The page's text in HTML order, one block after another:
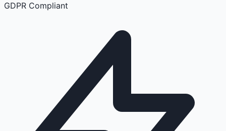
GDPR Compliant